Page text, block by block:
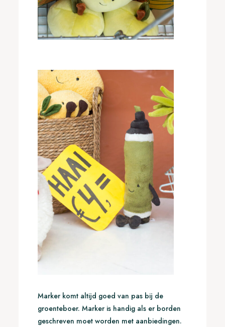
Marker komt altijd goed van pas bij de
groenteboer. Marker is handig als er borden
geschreven moet worden met aanbiedingen.